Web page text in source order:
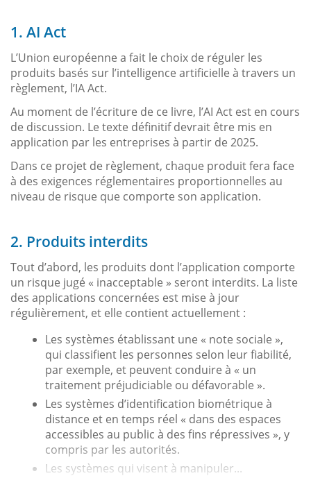
1. AI Act
L’Union européenne a fait le choix de réguler les
produits basés sur l’intelligence artificielle à travers un
règlement, l’IA Act.
Au moment de l’écriture de ce livre, l’AI Act est en cours
de discussion. Le texte définitif devrait être mis en
application par les entreprises à partir de 2025.
Dans ce projet de règlement, chaque produit fera face
à des exigences réglementaires proportionnelles au
niveau de risque que comporte son application.
2. Produits interdits
Tout d’abord, les produits dont l’application comporte
un risque jugé « inacceptable » seront interdits. La liste
des applications concernées est mise à jour
régulièrement, et elle contient actuellement :
Les systèmes établissant une « note sociale »,
qui classifient les personnes selon leur fiabilité,
par exemple, et peuvent conduire à « un
traitement préjudiciable ou défavorable ».
Les systèmes d’identification biométrique à
distance et en temps réel « dans des espaces
accessibles au public à des fins répressives », y
compris par les autorités.
Les systèmes qui visent à manipuler...